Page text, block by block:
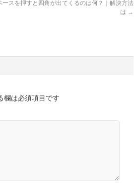
ースを押すと四角が出てくるのは何？｜解決方法
は →
欄は必須項目です